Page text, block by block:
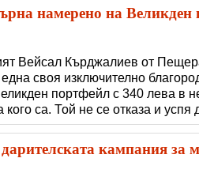
намерено на Великден
Вейсал Кърджалиев от
своя изключително
портфейл с 340 лева в
са. Той не се отказа и успя
съседния град Брацигово.
без колата си, иначе това
кампания за